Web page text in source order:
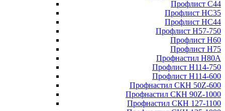
Профлист С44
Профлист НС35
Профлист НС44
Профлист Н57-750
Профлист Н60
Профлист Н75
Профнастил Н80А
Профлист Н114-750
Профлист Н114-600
Профнастил СКН 50Z-600
Профнастил СКН 90Z-1000
Профнастил СКН 127-1100